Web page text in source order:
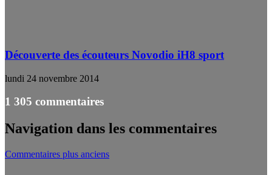
Découverte des écouteurs Novodio iH8 sport
lundi 24 novembre 2014
1 305 commentaires
Navigation dans les commentaires
Commentaires plus anciens